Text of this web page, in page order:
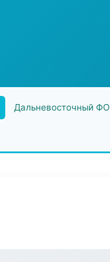
Дальневосточный ФО